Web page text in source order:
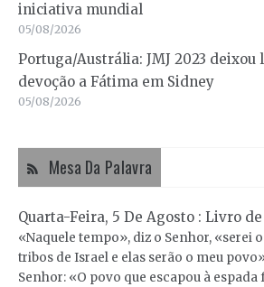
iniciativa mundial
05/08/2026
Portuga/Austrália: JMJ 2023 deixou
devoção a Fátima em Sidney
05/08/2026
Mesa Da Palavra
Quarta-Feira, 5 De Agosto : Livro de
«Naquele tempo», diz o Senhor, «serei
tribos de Israel e elas serão o meu
Senhor: «O povo que escapou à